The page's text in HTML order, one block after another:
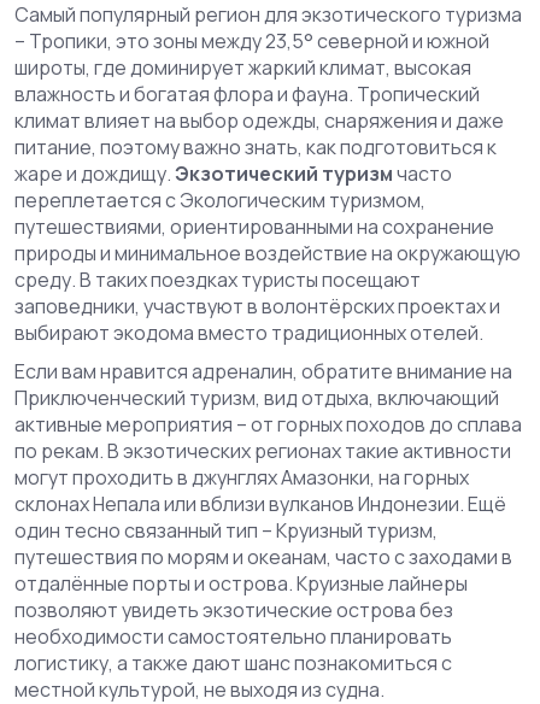
Самый популярный регион для экзотического туризма
– Тропики, это зоны между 23,5° северной и южной
широты, где доминирует жаркий климат, высокая
влажность и богатая флора и фауна. Тропический
климат влияет на выбор одежды, снаряжения и даже
питание, поэтому важно знать, как подготовиться к
жаре и дождищу.Экзотический туризмчасто
переплетается сЭкологическим туризмом,
путешествиями, ориентированными на сохранение
природы и минимальное воздействие на окружающую
среду. В таких поездках туристы посещают
заповедники, участвуют в волонтёрских проектах и
выбирают экодома вместо традиционных отелей.
Если вам нравится адреналин, обратите внимание на
Приключенческий туризм, вид отдыха, включающий
активные мероприятия – от горных походов до сплава
по рекам. В экзотических регионах такие активности
могут проходить в джунглях Амазонки, на горных
склонах Непала или вблизи вулканов Индонезии. Ещё
один тесно связанный тип –Круизный туризм,
путешествия по морям и океанам, часто с заходами в
отдалённые порты и острова. Круизные лайнеры
позволяют увидеть экзотические острова без
необходимости самостоятельно планировать
логистику, а также дают шанс познакомиться с
местной культурой, не выходя из судна.